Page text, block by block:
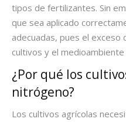
tipos de fertilizantes. Sin
que sea aplicado
adecuadas, pues el
cultivos y el medioambiente
¿Por qué los
nitrógeno?
Los cultivos agrícolas